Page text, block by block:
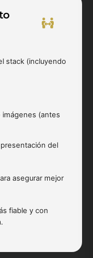
stack (incluyendo
(antes
del
asegurar mejor
fiable y con